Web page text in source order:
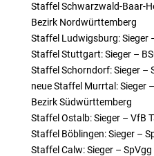
Staffel Schwarzwald-Baar-
Bezirk Nordwürttemberg
Staffel Ludwigsburg: Sieger
Staffel Stuttgart: Sieger –
Staffel Schorndorf: Sieger –
neue Staffel Murrtal: Sieger
Bezirk Südwürttemberg
Staffel Ostalb: Sieger – VfB
Staffel Böblingen: Sieger –
Staffel Calw: Sieger –